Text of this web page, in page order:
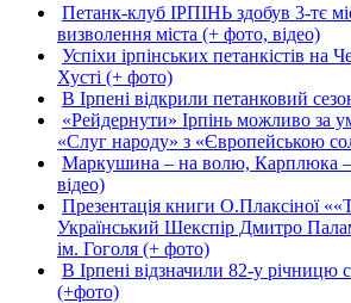
Петанк-клуб ІРПІНЬ здобув 3-тє
визволення міста (+ фото, відео)
Успіхи ірпінських петанкістів на
Хусті (+ фото)
В Ірпені відкрили петанковий
«Рейдернути» Ірпінь можливо за
«Слуг народу» з «Європейською
Маркушина – на волю, Карплюка
відео)
Презентація книги О.Плаксіної
Український Шекспір Дмитро
ім. Гоголя (+ фото)
В Ірпені відзначили 82-у
(+фото)